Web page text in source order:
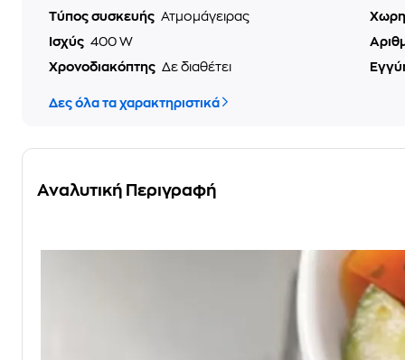
Τύπος συσκευής Ατμομάγειρας
Ισχύς 400 W
Χρονοδιακόπτης Δε διαθέτει
Δες όλα τα χαρακτηριστικά
Αναλυτική Περιγραφή